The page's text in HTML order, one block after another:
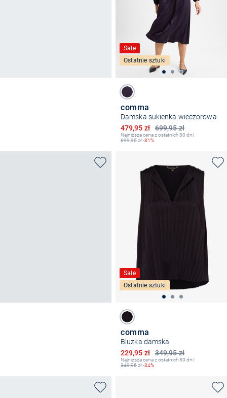
Sale
Ostatnie sztuki
comma
Damska sukienka wieczorowa
699,95 zł
Obniżona cena
479,95 zł
Najniższa cena z ostatnich 30 dni:
699,95zł-31%
Sale
Ostatnie sztuki
comma
Bluzka damska
349,95 zł
Obniżona cena
229,95 zł
Najniższa cena z ostatnich 30 dni:
349,95zł-34%